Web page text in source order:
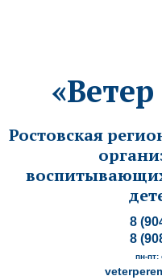
Ростовская
8
8
пн-пт: